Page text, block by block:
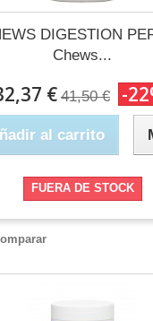
DIGESTION
Chews...
€ 41,50 € -
al carrito
FUERA DE STOCK